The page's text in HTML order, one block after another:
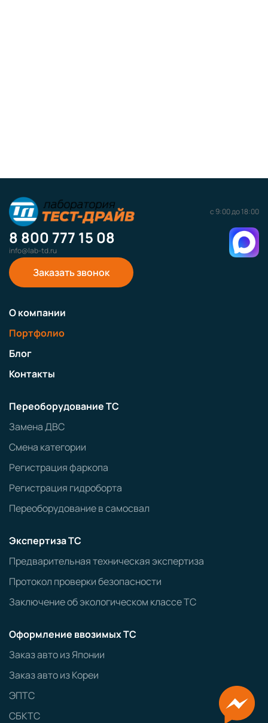
с 9:00 до 18:00
8 800 777 15 08
info@lab-td.ru
Заказать звонок
О компании
Портфолио
Блог
Контакты
Переоборудование ТС
Замена ДВС
Смена категории
Регистрация фаркопа
Регистрация гидроборта
Переоборудование в самосвал
Экспертиза ТС
Предварительная техническая экспертиза
Протокол проверки безопасности
Заключение об экологическом классе ТС
Оформление ввозимых ТС
Заказ авто из Японии
Заказ авто из Кореи
ЭПТС
СБКТС